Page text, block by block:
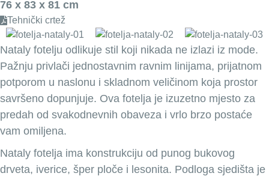
76 x 83 x 81 cm
Tehnički crtež
Nataly fotelju odlikuje stil koji nikada ne izlazi iz mode.
Pažnju privlači jednostavnim ravnim linijama, prijatnom
potporom u naslonu i skladnom veličinom koja prostor
savršeno dopunjuje. Ova fotelja je izuzetno mjesto za
predah od svakodnevnih obaveza i vrlo brzo postaće
vam omiljena.
Nataly fotelja ima konstrukciju od punog bukovog
drveta, iverice, šper ploče i lesonita. Podloga sjedišta je